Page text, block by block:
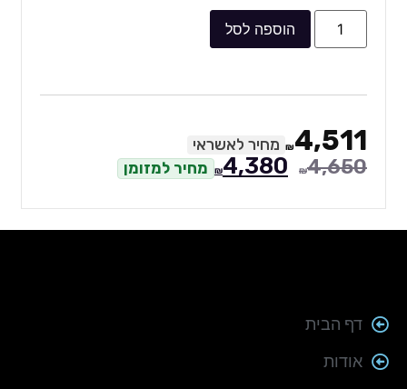
הוספה לסל
₪4,511 מחיר לאשראי
₪4,650
₪4,380 מחיר למזומן
דף הבית
אודות